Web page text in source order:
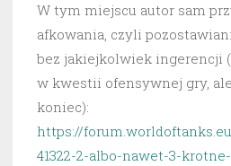
W tym miejscu autor sam
afkowania, czyli
bez jakiejkolwiek ingerencji
w kwestii ofensywnej gry,
koniec):
https://
41322-2-albo-nawet-3-